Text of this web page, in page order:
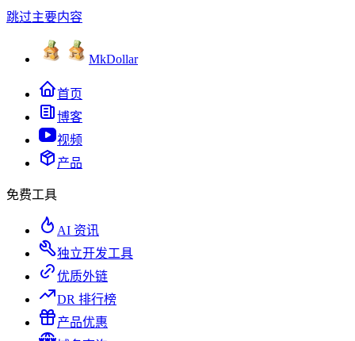
跳过主要内容
MkDollar
首页
博客
视频
产品
免费工具
AI 资讯
独立开发工具
优质外链
DR 排行榜
产品优惠